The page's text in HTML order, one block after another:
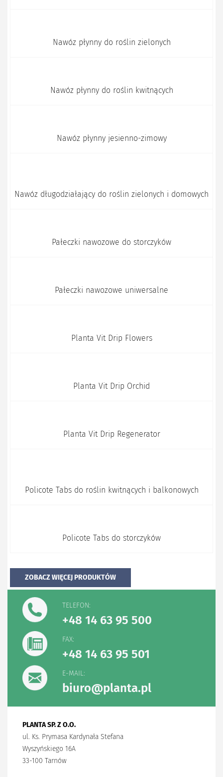
Nawóz płynny do roślin zielonych
Nawóz płynny do roślin kwitnących
Nawóz płynny jesienno-zimowy
Nawóz długodziałający do roślin zielonych i domowych
Pałeczki nawozowe do storczyków
Pałeczki nawozowe uniwersalne
Planta Vit Drip Flowers
Planta Vit Drip Orchid
Planta Vit Drip Regenerator
Policote Tabs do roślin kwitnących i balkonowych
Policote Tabs do storczyków
ZOBACZ WIĘCEJ PRODUKTÓW
TELEFON:
+48 14 63 95 500
FAX:
+48 14 63 95 501
E-MAIL:
biuro@planta.pl
PLANTA SP. Z O.O.
ul. Ks. Prymasa Kardynała Stefana
Wyszyńskiego 16A
33-100 Tarnów